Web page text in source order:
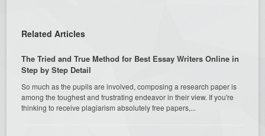
Related Articles
The Tried and True Method for Best Essay Writers Online in
Step by Step Detail
So much as the pupils are involved, composing a research paper is
among the toughest and frustrating endeavor in their view. If you're
thinking to receive plagiarism absolutely free papers,...